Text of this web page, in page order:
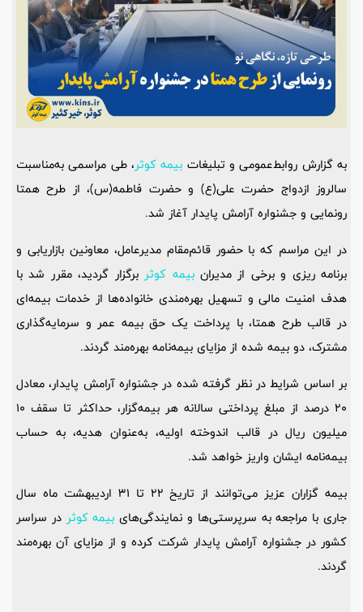
به گزارش روابط‌عمومی و تبلیغات بیمه کوثر، طی مراسمی به‌مناسبت
سالروز ازدواج حضرت علی(ع) و حضرت فاطمه(س)، از طرح همتا
رونمایی و جشنواره آرامش پایدار آغاز شد.
در این مراسم که با حضور قائم‌مقام مدیرعامل، معاونین بازاریابی و
برنامه ریزی و برخی از مدیرانبیمه کوثربرگزار گردید، مقرر شد با
هدف امنیت مالی و تسهیل بهره‌مندی خانواده‌ها از خدمات بیمه‌ای
در قالب طرح همتا، با پرداخت یک حق بیمه عمر و سرمایه‌گذاری
مشترک، دو بیمه شده از مزایای بیمه‌نامه بهره‌مند گردند.
بر اساس شرایط در نظر گرفته‌ شده در جشنواره آرامش پایدار، معادل
20 درصد از مبلغ پرداختی سالانه هر بیمه‌گزار، حداکثر تا سقف 10
میلیون ریال در قالب اندوخته اولیه، به‌عنوان هدیه، به حساب
بیمه‌نامه ایشان واریز خواهد شد.
بیمه گزاران عزیز می‌توانند از تاریخ 22 تا 31 اردیبهشت ماه سال
جاری با مراجعه به سرپرستی‌ها و نمایندگی‌های بیمه کوثر در سراسر
کشور در جشنواره آرامش پایدار شرکت کرده و از مزایای آن بهره‌مند
گردند.